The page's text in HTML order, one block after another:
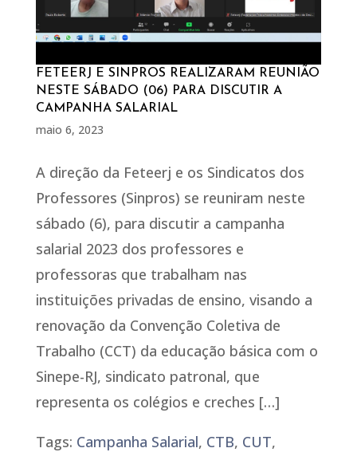
FETEERJ E SINPROS REALIZARAM REUNIÃO
NESTE SÁBADO (06) PARA DISCUTIR A
CAMPANHA SALARIAL
maio 6, 2023
A direção da Feteerj e os Sindicatos dos
Professores (Sinpros) se reuniram neste
sábado (6), para discutir a campanha
salarial 2023 dos professores e
professoras que trabalham nas
instituições privadas de ensino, visando a
renovação da Convenção Coletiva de
Trabalho (CCT) da educação básica com o
Sinepe-RJ, sindicato patronal, que
representa os colégios e creches […]
Tags: Campanha Salarial, CTB, CUT,